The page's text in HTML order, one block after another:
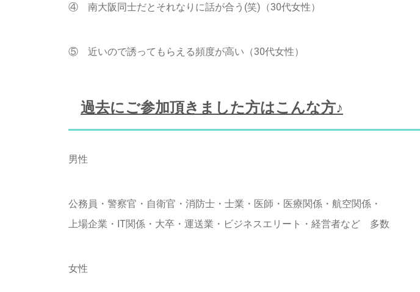
④ 南大阪同士だとそれなりに話が合う(笑)（30代女性）
⑤ 近いので誘ってもらえる頻度が高い（30代女性）
過去にご参加頂きました方はこんな方♪
男性
公務員・警察官・自衛官・消防士・士業・医師・医療関係・航空関係・
上場企業・IT関係・大卒・運送業・ビジネスエリート・経営者など 多数
女性